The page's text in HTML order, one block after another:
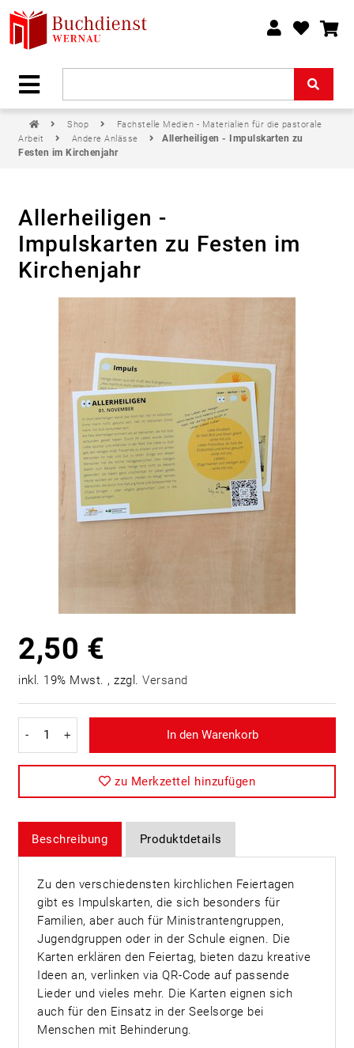
Shop
Fachstelle Medien - Materialien für die pastorale
Arbeit
Andere Anlässe
Allerheiligen - Impulskarten zu
Festen im Kirchenjahr
Allerheiligen -
Impulskarten zu Festen im
Kirchenjahr
2,50 €
inkl. 19% Mwst. , zzgl. Versand
- + In den Warenkorb
zu Merkzettel hinzufügen
Beschreibung Produktdetails
Zu den verschiedensten kirchlichen Feiertagen
gibt es Impulskarten, die sich besonders für
Familien, aber auch für Ministrantengruppen,
Jugendgruppen oder in der Schule eignen. Die
Karten erklären den Feiertag, bieten dazu kreative
Ideen an, verlinken via QR-Code auf passende
Lieder und vieles mehr. Die Karten eignen sich
auch für den Einsatz in der Seelsorge bei
Menschen mit Behinderung.